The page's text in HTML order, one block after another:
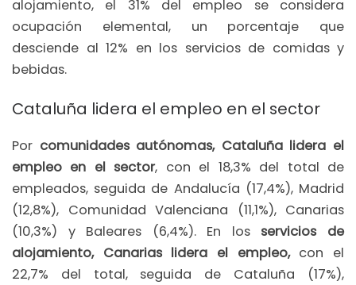
alojamiento, el 31% del empleo se considera
ocupación elemental, un porcentaje que
desciende al 12% en los servicios de comidas y
bebidas.
Cataluña lidera el empleo en el sector
Por comunidades autónomas, Cataluña lidera el
empleo en el sector, con el 18,3% del total de
empleados, seguida de Andalucía (17,4%), Madrid
(12,8%), Comunidad Valenciana (11,1%), Canarias
(10,3%) y Baleares (6,4%). En losservicios de
alojamiento, Canarias lidera el empleo,con el
22,7% del total, seguida de Cataluña (17%),